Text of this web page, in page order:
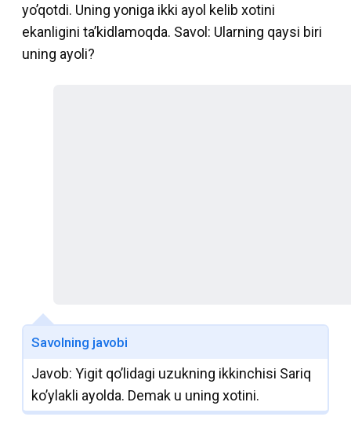
yo’qotdi. Uning yoniga ikki ayol kelib xotini
ekanligini ta’kidlamoqda. Savol: Ularning qaysi biri
uning ayoli?
Savolning javobi
Javob: Yigit qo’lidagi uzukning ikkinchisi Sariq
ko’ylakli ayolda. Demak u uning xotini.